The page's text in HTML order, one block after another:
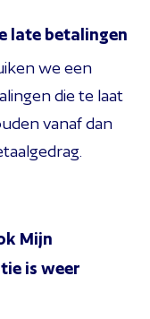
late betalingen
we een
die te laat
vanaf dan
Mijn
is weer